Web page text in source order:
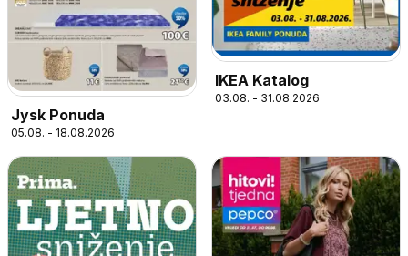
Jysk Ponuda
05.08. - 18.08.2026
IKEA Katalog
03.08. - 31.08.2026